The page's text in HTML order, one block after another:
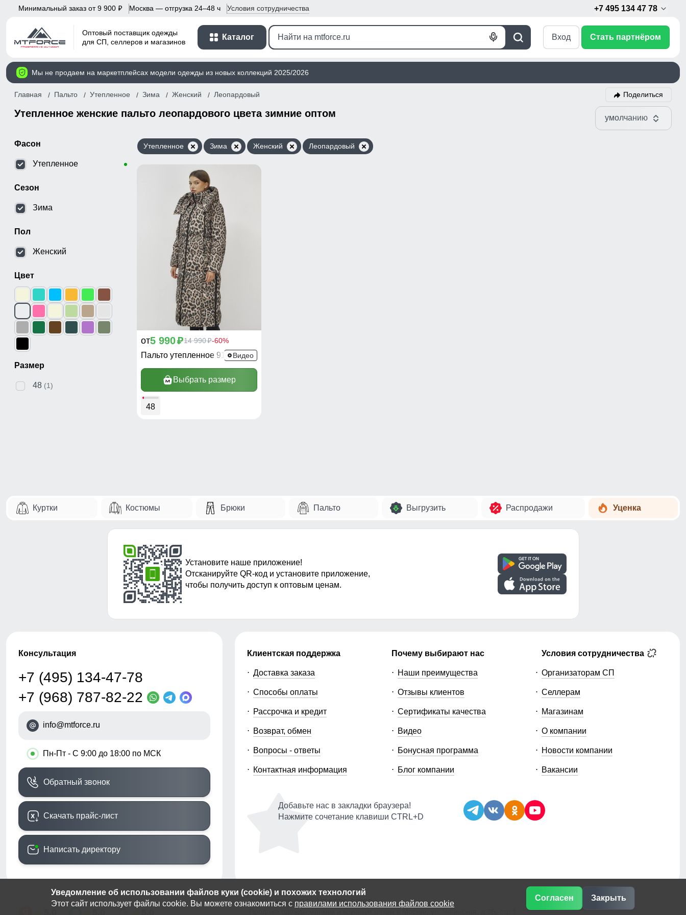
Уведомление об использовании файлов куки (cookie) и похожих технологий
Этот сайт использует файлы cookie. Вы можете ознакомиться с правилами использования файлов cookie
Согласен Закрыть
Минимальный заказ от 9 900 p Москва — отгрузка 24–48 ч Условия сотрудничества +7 495 134 47 78
Оптовый поставщик одежды
для СП, селлеров и магазинов
Каталог
Поиск
Голосовой
Вход Стать партнёром
Мы не продаем на маркетплейсах модели одежды из новых коллекций 2025/2026
Главная Пальто Утепленное Зима Женский Леопардовый Поделиться
Утепленное женские пальто леопардового цвета зимние оптом умолчанию
Фасон
Утепленное
Сезон
Зима
Пол
Женский
Цвет
Размер
48 (1)
Утепленное Зима Женский Леопардовый
от5 990p14 990p-60%
Пальто утепленное 916_1LP
Видео
Выбрать размер
48
Куртки Костюмы Брюки Пальто Выгрузить Распродажи Уценка
Установите наше приложение!
Отсканируйте QR-код и установите приложение,
чтобы получить доступ к оптовым ценам.
Консультация
+7 (495) 134-47-78
+7 (968) 787-82-22
info@mtforce.ru
• Пн-Пт - С 9:00 до 18:00 по МСК
Обратный звонок
Скачать прайс-лист
Написать директору
Клиентская поддержка
Доставка заказа
Способы оплаты
Рассрочка и кредит
Возврат, обмен
Вопросы - ответы
Контактная информация
Почему выбирают нас
Наши преимущества
Отзывы клиентов
Сертификаты качества
Видео
Бонусная программа
Блог компании
Условия сотрудничества
Организаторам СП
Селлерам
Магазинам
О компании
Новости компании
Вакансии
Добавьте нас в закладки браузера!
Нажмите сочетание клавиши CTRL+D
© 2014-2026 ООО «МТФОРС ПЛЮС»